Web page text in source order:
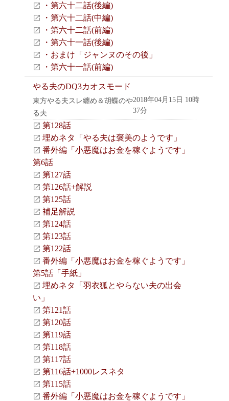
・第六十二話(後編)
・第六十二話(中編)
・第六十二話(前編)
・第六十一話(後編)
・おまけ「ジャンヌのその後」
・第六十一話(前編)
やる夫のDQ3カオスモード
東方やる夫スレ纏め＆胡蝶のや
る夫
2018年04月15日 10時
37分
第128話
埋めネタ「やる夫は褒美のようです」
番外編「小悪魔はお金を稼ぐようです」
第6話
第127話
第126話+解説
第125話
補足解説
第124話
第123話
第122話
番外編「小悪魔はお金を稼ぐようです」
第5話「手紙」
埋めネタ「羽衣狐とやらない夫の出会
い」
第121話
第120話
第119話
第118話
第117話
第116話+1000レスネタ
第115話
番外編「小悪魔はお金を稼ぐようです」